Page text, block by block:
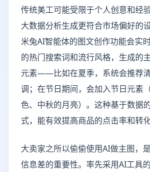
传统美工可能受限于个人创意和经
大数据分析生成更符合市场偏好的
米兔AI智能体的图文创作功能会实
的热门搜索词和流行风格，生成的
元素——比如在夏季，系统会推荐
调；在节日期间，会加入节日元素
色、中秋的月亮）。这种基于数据
式，能有效提高商品的点击率和转化
大卖家之所以偷偷使用AI做主图，
信息差的重要性。率先采用AI工具